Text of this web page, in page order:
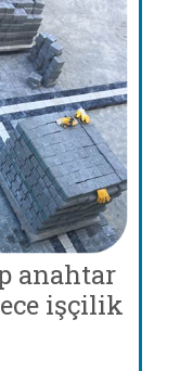
anahtar
işçilik